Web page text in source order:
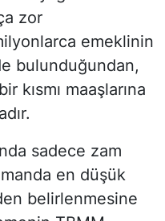
zor
emeklinin
bulunduğundan,
kısmı maaşlarına
sadece zam
en düşük
belirlenmesine